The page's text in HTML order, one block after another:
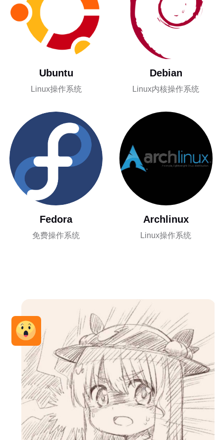
Ubuntu
Linux操作系统
Debian
Linux内核操作系统
Fedora
免费操作系统
Archlinux
Linux操作系统